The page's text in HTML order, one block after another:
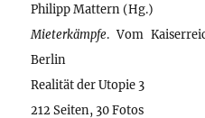
Philipp Mattern (Hg.)
Mieterkämpfe. Vom
Berlin
Realität der Utopie 3
212 Seiten, 30 Fotos